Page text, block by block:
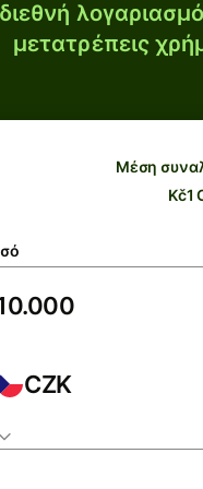
μετατρέπεις
Μέση
Kč1
CZK